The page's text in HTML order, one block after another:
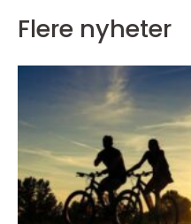
Flere nyheter